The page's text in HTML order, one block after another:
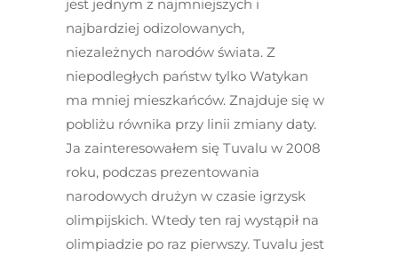
jest jednym z najmniejszych i
najbardziej odizolowanych,
niezależnych narodów świata. Z
niepodległych państw tylko Watykan
ma mniej mieszkańców. Znajduje się w
pobliżu równika przy linii zmiany daty.
Ja zainteresowałem się Tuvalu w 2008
roku, podczas prezentowania
narodowych drużyn w czasie igrzysk
olimpijskich. Wtedy ten raj wystąpił na
olimpiadzie po raz pierwszy. Tuvalu jest